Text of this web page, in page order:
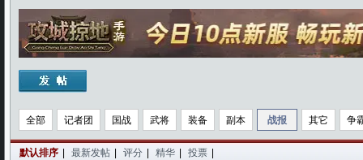
› › ›
全部 记者团 国战 武将 装备 副本 战报 其它 争
默认排序 最新发帖 评分 精华 投票